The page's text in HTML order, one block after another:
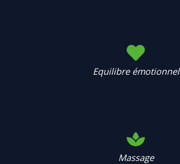
Equilibre émotionnel
Massage